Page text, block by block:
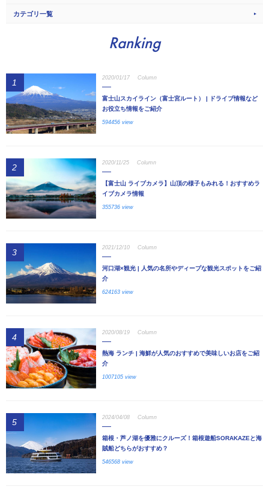
カテゴリ一覧
Ranking
1 2020/01/17 Column
富士山スカイライン（富士宮ルート） | ドライブ情報など
お役立ち情報をご紹介
594456 view
2 2020/11/25 Column
【富士山 ライブカメラ】山頂の様子もみれる！おすすめラ
イブカメラ情報
355736 view
3 2021/12/10 Column
河口湖×観光 | 人気の名所やディープな観光スポットをご紹
介
624163 view
4 2020/08/19 Column
熱海 ランチ | 海鮮が人気のおすすめで美味しいお店をご紹
介
1007105 view
5 2024/04/08 Column
箱根・芦ノ湖を優雅にクルーズ！箱根遊船SORAKAZEと海
賊船どちらがおすすめ？
546568 view